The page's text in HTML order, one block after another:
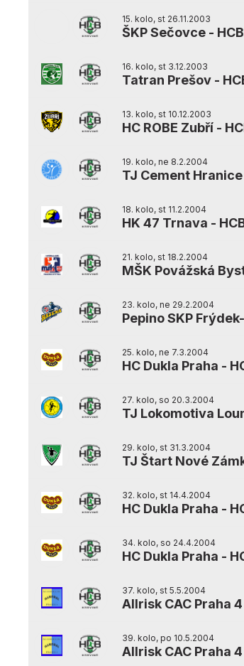
15. kolo, st 26.11.2003
ŠKP Sečovce -
16. kolo, st 3.12.2003
Tatran Prešov -
13. kolo, st 10.12.2003
HC ROBE Zubří -
19. kolo, ne 8.2.2004
TJ Cement Hranice
18. kolo, st 11.2.2004
HK 47 Trnava -
21. kolo, st 18.2.2004
MŠK Povážská
23. kolo, ne 29.2.2004
Pepino SKP
25. kolo, ne 7.3.2004
HC Dukla Praha -
27. kolo, so 20.3.2004
TJ Lokomotiva
29. kolo, st 31.3.2004
TJ Štart Nové
32. kolo, st 14.4.2004
HC Dukla Praha -
34. kolo, so 24.4.2004
HC Dukla Praha -
37. kolo, st 5.5.2004
Allrisk CAC Praha 4
39. kolo, po 10.5.2004
Allrisk CAC Praha 4